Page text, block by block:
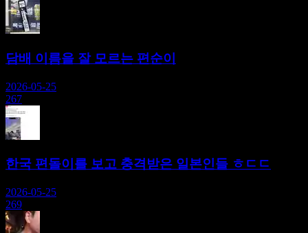
담배 이름을 잘 모르는 편순이
2026-05-25
267
한국 편돌이를 보고 충격받은 일본인들 ㅎㄷㄷ
2026-05-25
269